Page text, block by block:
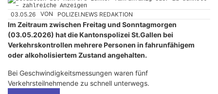
03.05.26 VON POLIZEI.NEWS REDAKTION
Im Zeitraum zwischen Freitag und Sonntagmorgen
(03.05.2026) hat die Kantonspolizei St.Gallen bei
Verkehrskontrollen mehrere Personen in fahrunfähigem
oder alkoholisiertem Zustand angehalten.
Bei Geschwindigkeitsmessungen waren fünf
Verkehrsteilnehmende zu schnell unterwegs.